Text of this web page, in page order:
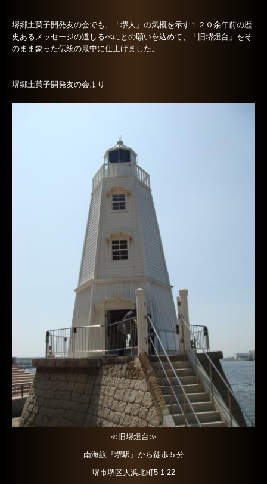
堺郷土菓子開発友の会でも、「堺人」の気概を示す１２０余年前の歴
史あるメッセージの道しるべにとの願いを込めて、「旧堺燈台」をそ
のまま象った伝統の最中に仕上げました。
堺郷土菓子開発友の会より
≪旧堺燈台≫
南海線『堺駅』から徒歩５分
堺市堺区大浜北町5-1-22